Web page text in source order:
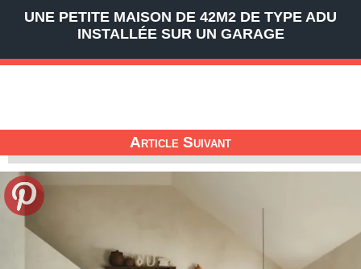
UNE PETITE MAISON DE 42M2 DE TYPE ADU
INSTALLÉE SUR UN GARAGE
Article Suivant